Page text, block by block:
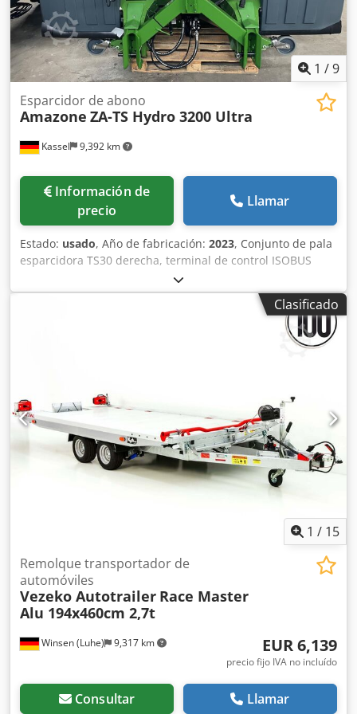
1 /9
Kassel 9,392 km
Esparcidor de abono
Amazone ZA-TS Hydro 3200 Ultra
Información de
precio
Llamar
Estado: usado, Año de fabricación: 2023, Conjunto de pala
esparcidora TS30 derecha, terminal de control ISOBUS
AmaTron4, ArgusTwin para / ZA-TS WindControl para ZA-
TS Hydro, GPS-Switch basic para AmaTron4,
SpreaderConnect / para ZA-TS accionamiento Hydro
izquierdo con AutoTS, accionamiento Hydro derecho con
AutoTS / disco principal izquierdo. Dedpfst Nf Dqjx Adisck
Clasificado
1 / 15
Winsen (Luhe) 9,317 km
Remolque transportador de
automóviles
Vezeko Autotrailer Race Master
Alu 194x460cm 2,7t
EUR 6,139
precio fijo IVA no incluído
Consultar Llamar